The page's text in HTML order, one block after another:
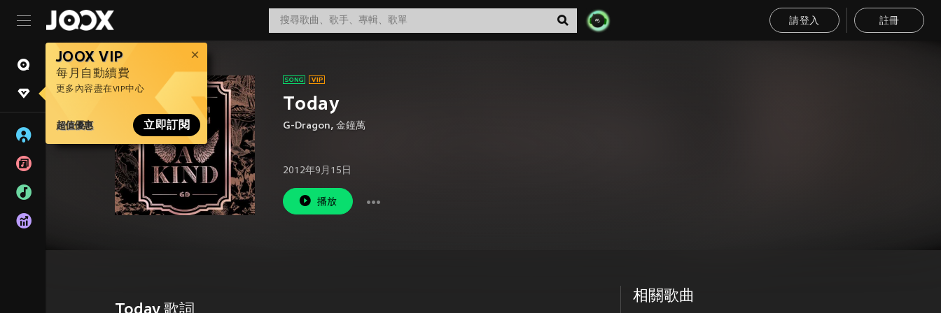
請登入 註冊
JOOX VIP
每月自動續費
更多內容盡在VIP中心
超值優惠 立即訂閱
Today
G-Dragon, 金鐘萬
2012年9月15日
播放
相關歌曲